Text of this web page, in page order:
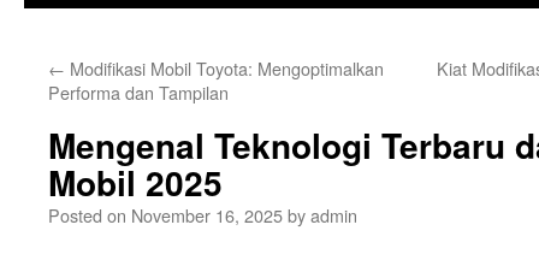
← Modifikasi Mobil Toyota: Mengoptimalkan
Performa dan Tampilan
Kiat
Mengenal Teknologi Terbaru
Mobil 2025
Posted on November 16, 2025byadmin